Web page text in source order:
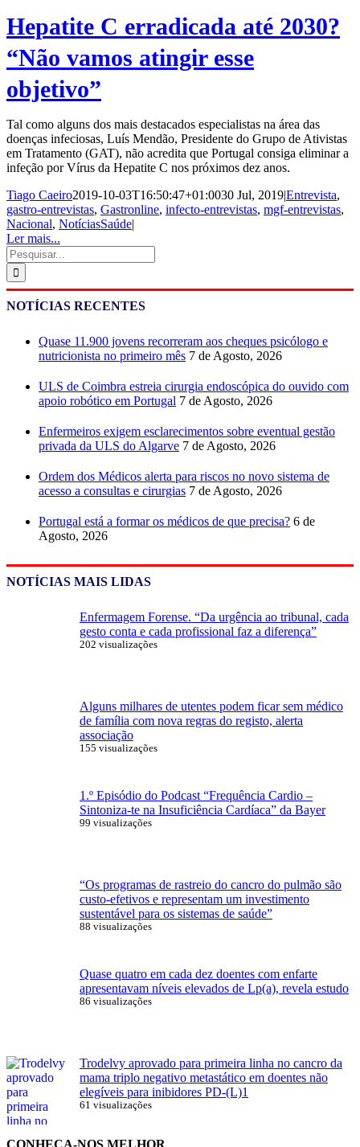
Hepatite C erradicada até 2030?
“Não vamos atingir esse
objetivo”
Tal como alguns dos mais destacados especialistas na área das
doenças infeciosas, Luís Mendão, Presidente do Grupo de Ativistas
em Tratamento (GAT), não acredita que Portugal consiga eliminar a
infeção por Vírus da Hepatite C nos próximos dez anos.
Tiago Caeiro2019-10-03T16:50:47+01:0030 Jul, 2019|Entrevista,
gastro-entrevistas, Gastronline, infecto-entrevistas, mgf-entrevistas,
Nacional, NotíciasSaúde|
Ler mais...
Pesquisar
NOTÍCIAS RECENTES
Quase 11.900 jovens recorreram aos cheques psicólogo e
nutricionista no primeiro mês 7 de Agosto, 2026
ULS de Coimbra estreia cirurgia endoscópica do ouvido com
apoio robótico em Portugal 7 de Agosto, 2026
Enfermeiros exigem esclarecimentos sobre eventual gestão
privada da ULS do Algarve 7 de Agosto, 2026
Ordem dos Médicos alerta para riscos no novo sistema de
acesso a consultas e cirurgias 7 de Agosto, 2026
Portugal está a formar os médicos de que precisa? 6 de
Agosto, 2026
NOTÍCIAS MAIS LIDAS
Enfermagem Forense. “Da urgência ao tribunal, cada
gesto conta e cada profissional faz a diferença”
202 visualizações
Alguns milhares de utentes podem ficar sem médico
de família com nova regras do registo, alerta
associação
155 visualizações
1.º Episódio do Podcast “Frequência Cardio –
Sintoniza-te na Insuficiência Cardíaca” da Bayer
99 visualizações
“Os programas de rastreio do cancro do pulmão são
custo-efetivos e representam um investimento
sustentável para os sistemas de saúde”
88 visualizações
Quase quatro em cada dez doentes com enfarte
apresentavam níveis elevados de Lp(a), revela estudo
86 visualizações
Trodelvy aprovado para primeira linha no cancro da
mama triplo negativo metastático em doentes não
elegíveis para inibidores PD-(L)1
61 visualizações
CONHEÇA-NOS MELHOR